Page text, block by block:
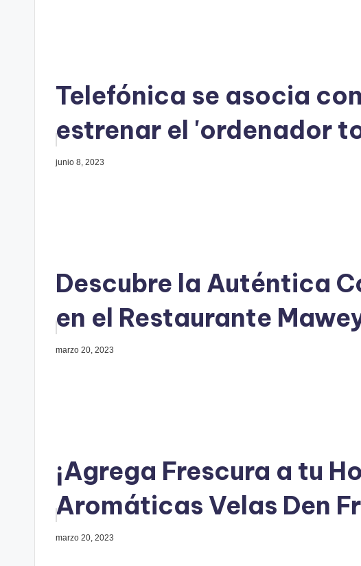
Telefónica se asocia
estrenar el 'ordenador
junio 8, 2023
Descubre la Auténtica
en el Restaurante
marzo 20, 2023
¡Agrega Frescura a tu
Aromáticas Velas Den
marzo 20, 2023